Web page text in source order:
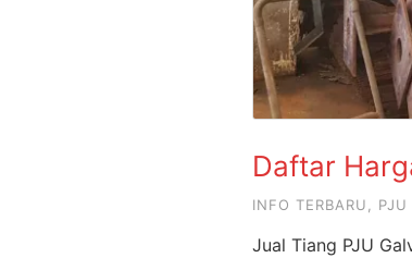
Daftar
INFO TERBARU PJU
Jual Tiang PJU